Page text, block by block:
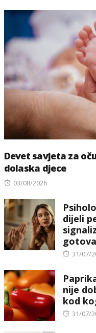
Devet savjeta za
dolaska djece
Posted
03/08/2026
dijeli
gotova
Posted
31/07/
nije
kod
Posted
31/07/